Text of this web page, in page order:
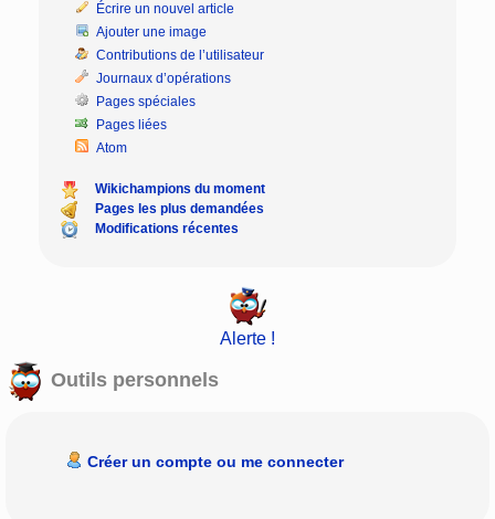
Écrire un nouvel article
Ajouter une image
Contributions de l’utilisateur
Journaux d’opérations
Pages spéciales
Pages liées
Atom
Wikichampions du moment
Pages les plus demandées
Modifications récentes
Alerte !
Outils personnels
Créer un compte ou me connecter